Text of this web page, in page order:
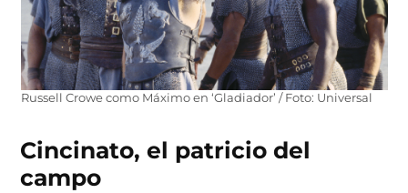
Russell Crowe como Máximo en ‘Gladiador’ / Foto: Universal
Cincinato, el patricio del
campo